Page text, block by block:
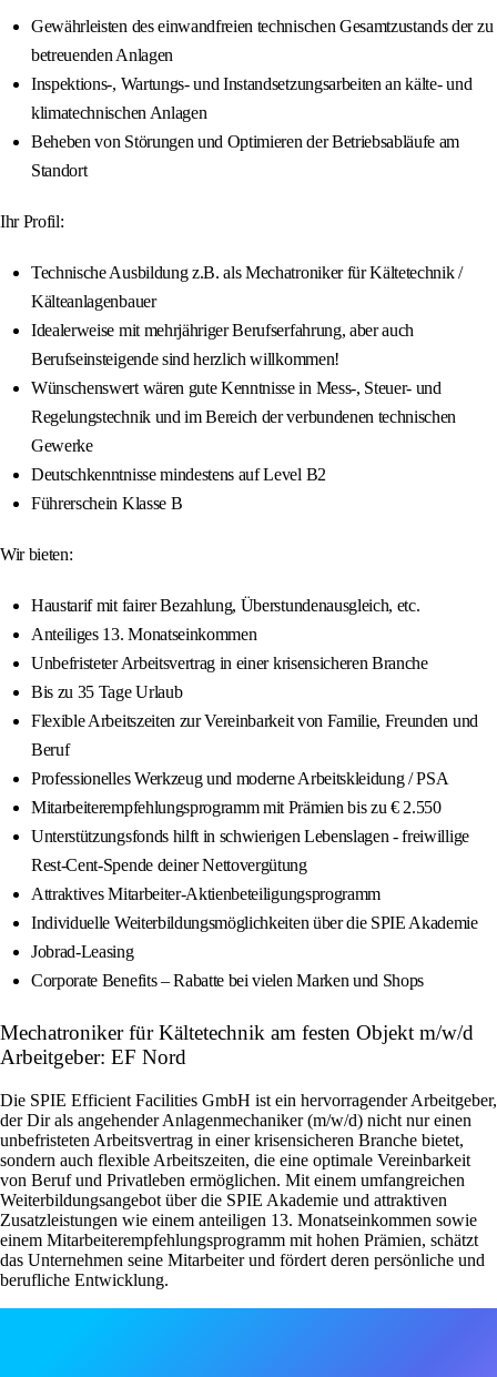
Gewährleisten des einwandfreien technischen Gesamtzustands der zu
betreuenden Anlagen
Inspektions-, Wartungs- und Instandsetzungsarbeiten an kälte- und
klimatechnischen Anlagen
Beheben von Störungen und Optimieren der Betriebsabläufe am
Standort
Ihr Profil:
Technische Ausbildung z.B. als Mechatroniker für Kältetechnik /
Kälteanlagenbauer
Idealerweise mit mehrjähriger Berufserfahrung, aber auch
Berufseinsteigende sind herzlich willkommen!
Wünschenswert wären gute Kenntnisse in Mess-, Steuer- und
Regelungstechnik und im Bereich der verbundenen technischen
Gewerke
Deutschkenntnisse mindestens auf Level B2
Führerschein Klasse B
Wir bieten:
Haustarif mit fairer Bezahlung, Überstundenausgleich, etc.
Anteiliges 13. Monatseinkommen
Unbefristeter Arbeitsvertrag in einer krisensicheren Branche
Bis zu 35 Tage Urlaub
Flexible Arbeitszeiten zur Vereinbarkeit von Familie, Freunden und
Beruf
Professionelles Werkzeug und moderne Arbeitskleidung / PSA
Mitarbeiterempfehlungsprogramm mit Prämien bis zu € 2.550
Unterstützungsfonds hilft in schwierigen Lebenslagen - freiwillige
Rest-Cent-Spende deiner Nettovergütung
Attraktives Mitarbeiter-Aktienbeteiligungsprogramm
Individuelle Weiterbildungsmöglichkeiten über die SPIE Akademie
Jobrad-Leasing
Corporate Benefits – Rabatte bei vielen Marken und Shops
Mechatroniker für Kältetechnik am festen Objekt m/w/d
Arbeitgeber: EF Nord
Die SPIE Efficient Facilities GmbH ist ein hervorragender Arbeitgeber,
der Dir als angehender Anlagenmechaniker (m/w/d) nicht nur einen
unbefristeten Arbeitsvertrag in einer krisensicheren Branche bietet,
sondern auch flexible Arbeitszeiten, die eine optimale Vereinbarkeit
von Beruf und Privatleben ermöglichen. Mit einem umfangreichen
Weiterbildungsangebot über die SPIE Akademie und attraktiven
Zusatzleistungen wie einem anteiligen 13. Monatseinkommen sowie
einem Mitarbeiterempfehlungsprogramm mit hohen Prämien, schätzt
das Unternehmen seine Mitarbeiter und fördert deren persönliche und
berufliche Entwicklung.